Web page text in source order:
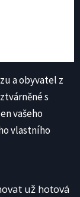
a obyvatel z
s
vašeho
vlastního
už hotová